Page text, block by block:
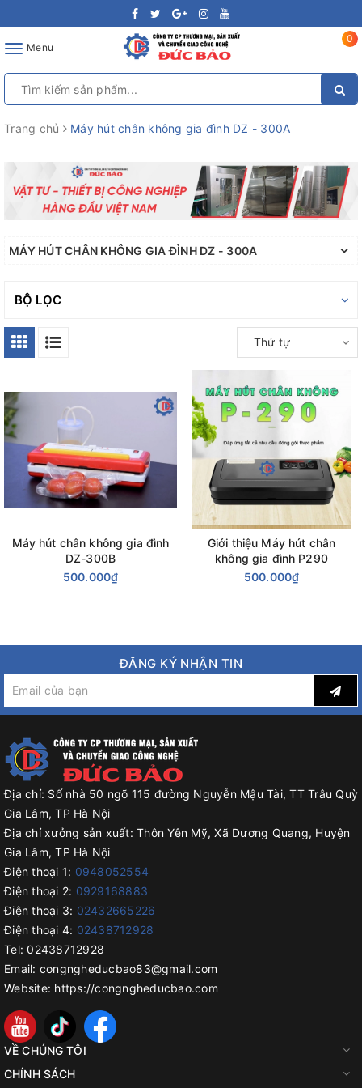
ToggleMenu
0
Trang chủ Máy hút chân không gia đình DZ - 300A
MÁY HÚT CHÂN KHÔNG GIA ĐÌNH DZ - 300A
BỘ LỌC
Thứ tự
Máy hút chân không gia đình
DZ-300B
500.000₫
Giới thiệu Máy hút chân
không gia đình P290
500.000₫
ĐĂNG KÝ NHẬN TIN
Địa chỉ: Số nhà 50 ngõ 115 đường Nguyễn Mậu Tài, TT Trâu Quỳ
Gia Lâm, TP Hà Nội
Địa chỉ xưởng sản xuất: Thôn Yên Mỹ, Xã Dương Quang, Huyện
Gia Lâm, TP Hà Nội
Điện thoại 1: 0948052554
Điện thoại 2: 0929168883
Điện thoại 3: 02432665226
Điện thoại 4: 02438712928
Tel: 02438712928
Email: congngheducbao83@gmail.com
Website: https://congngheducbao.com
VỀ CHÚNG TÔI
CHÍNH SÁCH